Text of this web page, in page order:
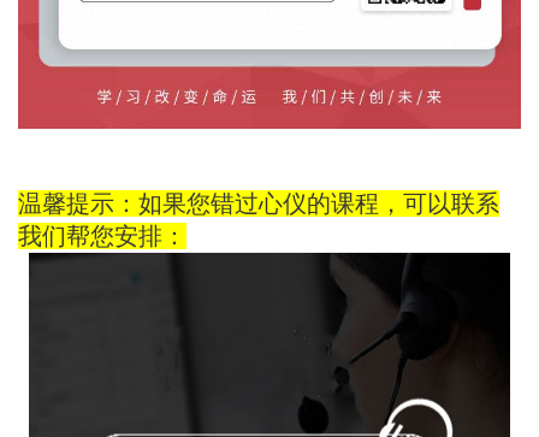
温馨提示：如果您错过心仪的课程，可以联系
我们帮您安排：